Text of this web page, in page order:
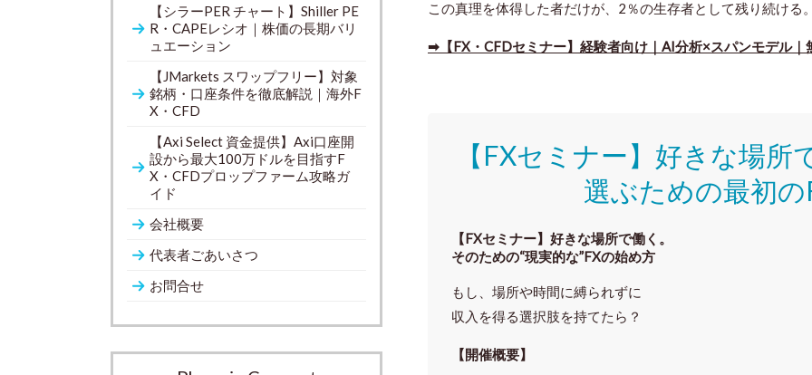
この真理を体得した者だけが、2％の生存者として残り続ける。
➡【FX・CFDセミナー】経験者向け｜AI分析×スパンモデル｜
【FXセミナー】好きな場
選ぶための最初
【FXセミナー】好きな場所で働く。
そのための“現実的な”FXの始め方
もし、場所や時間に縛られずに
収入を得る選択肢を持てたら？
【開催概要】
【シラーPER チャート】Shiller PE
R・CAPEレシオ｜株価の長期バリ
ュエーション
【JMarkets スワップフリー】対象
銘柄・口座条件を徹底解説｜海外F
X・CFD
【Axi Select 資金提供】Axi口座開
設から最大100万ドルを目指すF
X・CFDプロップファーム攻略ガ
イド
会社概要
代表者ごあいさつ
お問合せ